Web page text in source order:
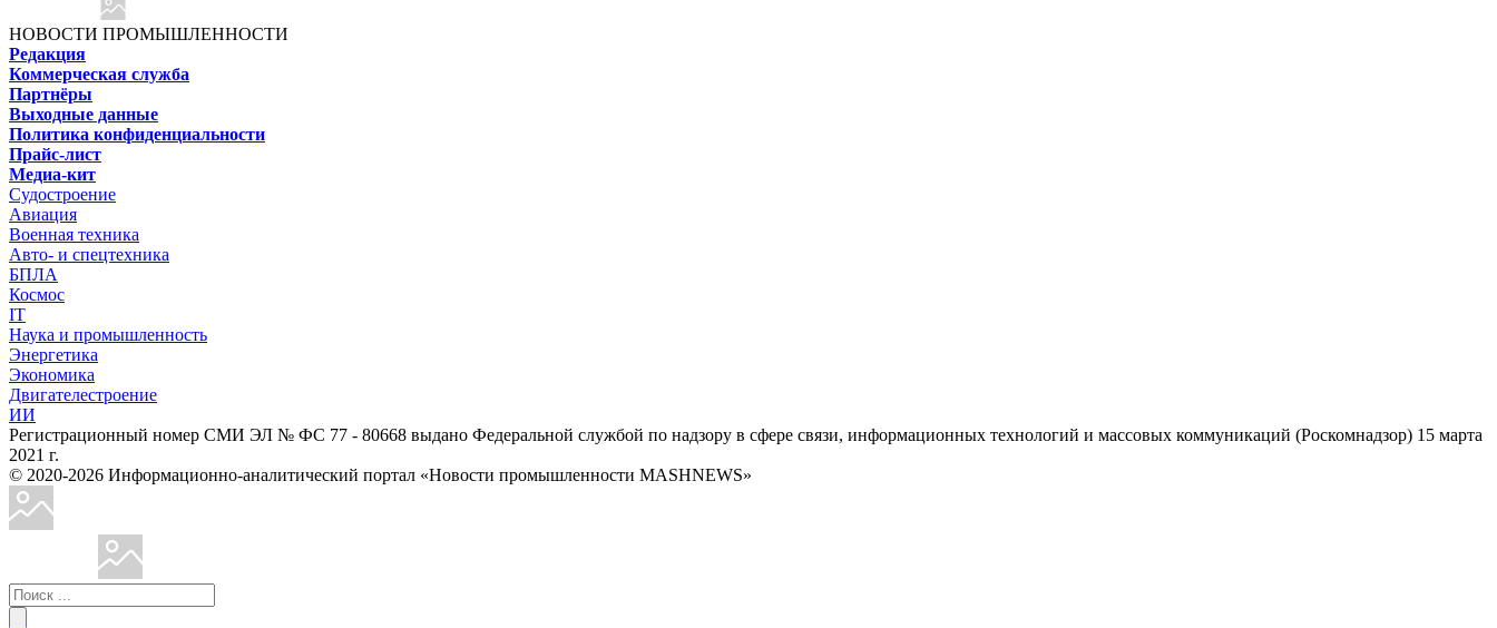
НОВОСТИ ПРОМЫШЛЕННОСТИ
Редакция
Коммерческая служба
Партнёры
Выходные данные
Политика конфиденциальности
Прайс-лист
Медиа-кит
Судостроение
Авиация
Военная техника
Авто- и спецтехника
БПЛА
Космос
IT
Наука и промышленность
Энергетика
Экономика
Двигателестроение
ИИ
Регистрационный номер СМИ ЭЛ № ФС 77 - 80668 выдано Федеральной службой по надзору в сфере связи, информационных технологий и массовых коммуникаций (Роскомнадзор) 15 марта
2021 г.
© 2020-2026 Информационно-аналитический портал «Новости промышленности MASHNEWS»